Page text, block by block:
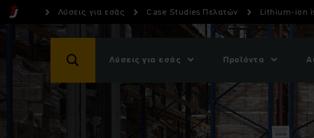
Λύσεις για εσάς Case Studies Πελατών Lithium-ion
Λύσεις για εσάς Προϊόντα